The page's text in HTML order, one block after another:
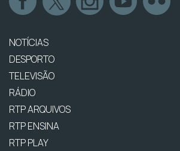
NOTÍCIAS
DESPORTO
TELEVISÃO
RÁDIO
RTP ARQUIVOS
RTP ENSINA
RTP PLAY